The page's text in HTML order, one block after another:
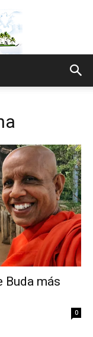
Buda más
0